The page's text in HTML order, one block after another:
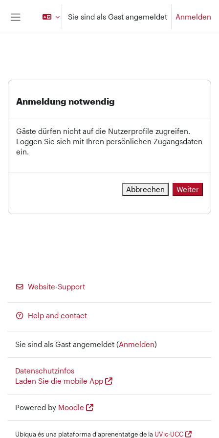
Sie sind als Gast angemeldet Anmelden
Anmeldung notwendig
Gäste dürfen nicht auf die Nutzerprofile zugreifen.
Loggen Sie sich mit Ihren persönlichen Zugangsdaten
ein.
Abbrechen Weiter
Website-Support
Help and contact
Sie sind als Gast angemeldet (Anmelden)
Datenschutzinfos
Laden Sie die mobile App
Powered by Moodle
Ubiqua és una plataforma d'aprenentatge de la UVic-UCC